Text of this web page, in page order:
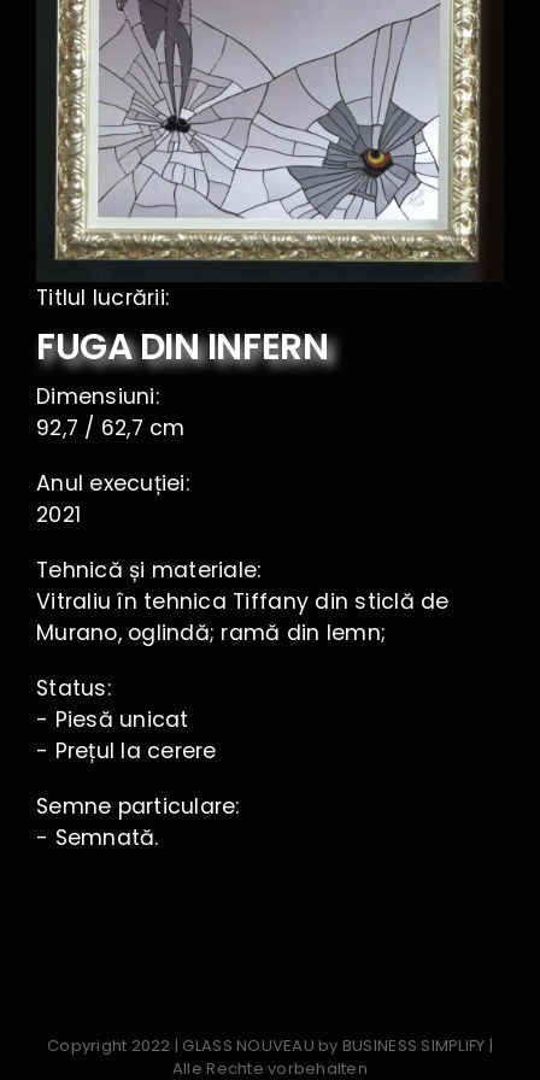
Kontakt
Titlul lucrării:
FUGA DIN INFERN
Dimensiuni:
92,7 / 62,7 cm
Anul execuției:
2021
Tehnică și materiale:
Vitraliu în tehnica Tiffany din sticlă de
Murano, oglindă; ramă din lemn;
Status:
- Piesă unicat
- Prețul la cerere
Semne particulare:
- Semnată.
Copyright 2022 | GLASS NOUVEAU by BUSINESS SIMPLIFY |
Alle Rechte vorbehalten